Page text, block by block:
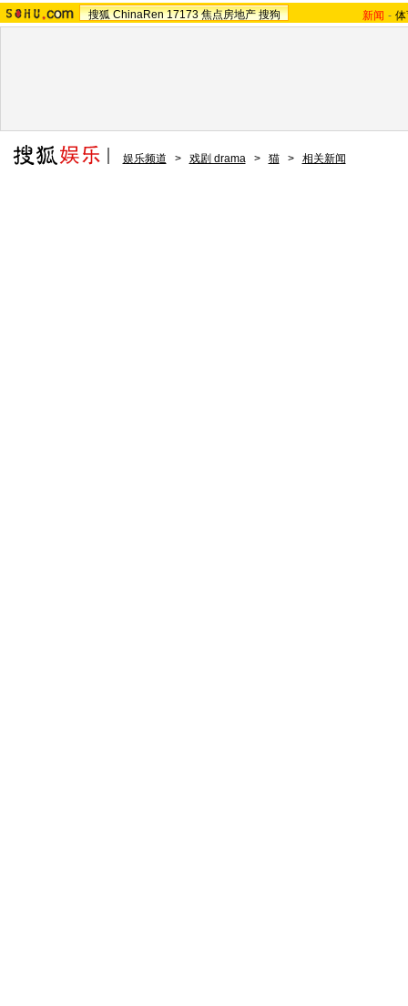
搜狐 ChinaRen 17173 焦点房地产 搜狗 新闻 -
娱乐频道 > 戏剧 drama > 猫 > 相关新闻